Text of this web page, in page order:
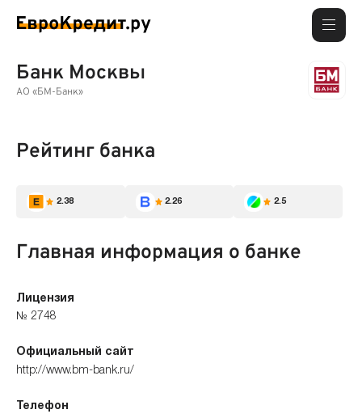
Банк Москвы
АО «БМ-Банк»
Рейтинг банка
2.38 2.26 2.5
Главная информация о банке
Лицензия
№ 2748
Официальный сайт
http://www.bm-bank.ru/
Телефон